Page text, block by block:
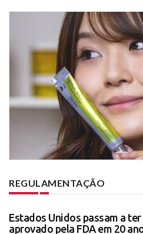
REGULAMENTAÇÃO
Estados Unidos passam a
aprovado pela FDA em 20